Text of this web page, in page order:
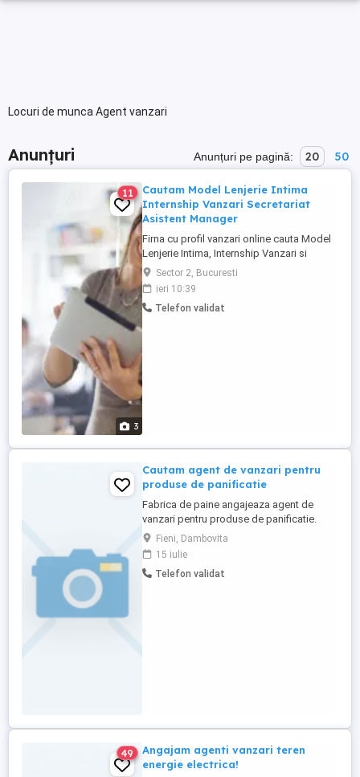
Locuri de munca Agent vanzari
Anunțuri Anunțuri pe pagină: 20 50
3
11
Cautam Model Lenjerie Intima
Internship Vanzari Secretariat
Asistent Manager
Firna cu profil vanzari online cauta Model
Lenjerie Intima, Internship Vanzari si
Assstent Manager. Pe piata din 2006
oferim Internship cu posibilitate de
angajare pe termen lung. Sediul central
Inel 0 Bucuresti Sector 2 . Part, Full Time
Sector 2, Bucuresti
ieri 10:39
Telefon validat
Cautam agent de vanzari pentru
produse de panificatie
Fabrica de paine angajeaza agent de
vanzari pentru produse de panificatie.
Locul unde se desfasoara munca: jud
Dambovita,birou in loc. Fieni Necesita
deplasare pe teren. Sunt necesare
experienta minima in vanzari si permis de
Fieni, Dambovita
15 iulie
Telefon validat
49
Angajam agenti vanzari teren
energie electrica!